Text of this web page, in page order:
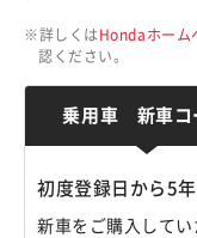
詳しくは Hondaホーム
認ください。
乗用車 新車コ
初度登録日から5
新車をご購入してい